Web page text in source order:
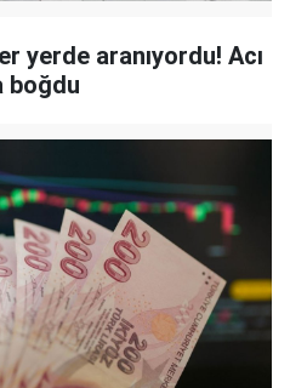
yerde aranıyordu! Acı
boğdu